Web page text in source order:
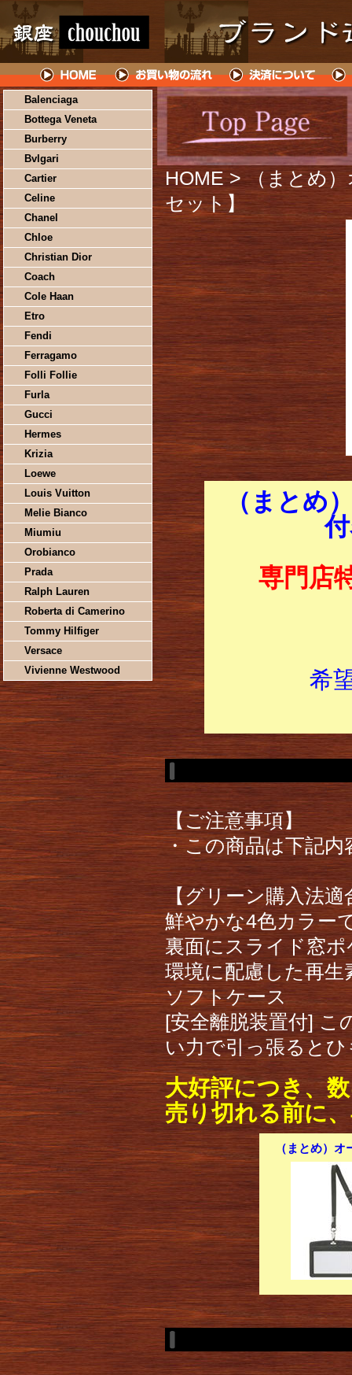
Balenciaga
Bottega Veneta
Burberry
Bvlgari
Cartier
Celine
Chanel
Chloe
Christian Dior
Coach
Cole Haan
Etro
Fendi
Ferragamo
Folli Follie
Furla
Gucci
Hermes
Krizia
Loewe
Louis Vuitton
Melie Bianco
Miumiu
Orobianco
Prada
Ralph Lauren
Roberta di Camerino
Tommy Hilfiger
Versace
Vivienne Westwood
HOME > （まとめ
セット】
（まとめ
専門店
希
【ご注意事項】
・この商品は下記
【グリーン購入法適
鮮やかな4色カラー
裏面にスライド窓
環境に配慮した再生
ソフトケース
[安全離脱装置付] こ
い力で引っ張ると
大好評につき、
売り切れる前に
（まとめ）